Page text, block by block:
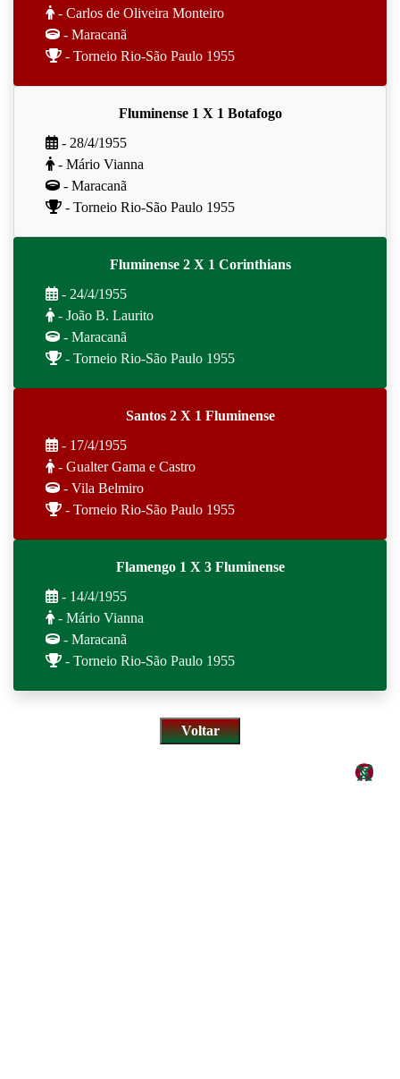
- Carlos de Oliveira Monteiro
- Maracanã
- Torneio Rio-São Paulo 1955
Fluminense 1 X 1 Botafogo
- 28/4/1955
- Mário Vianna
- Maracanã
- Torneio Rio-São Paulo 1955
Fluminense 2 X 1 Corinthians
- 24/4/1955
- João B. Laurito
- Maracanã
- Torneio Rio-São Paulo 1955
Santos 2 X 1 Fluminense
- 17/4/1955
- Gualter Gama e Castro
- Vila Belmiro
- Torneio Rio-São Paulo 1955
Flamengo 1 X 3 Fluminense
- 14/4/1955
- Mário Vianna
- Maracanã
- Torneio Rio-São Paulo 1955